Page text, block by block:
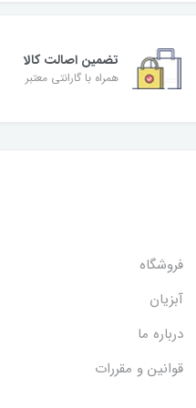
تضمین اصالت کالا
همراه با گارانتی معتبر
فروشگاه
آبزیان
درباره ما
قوانین و مقررات